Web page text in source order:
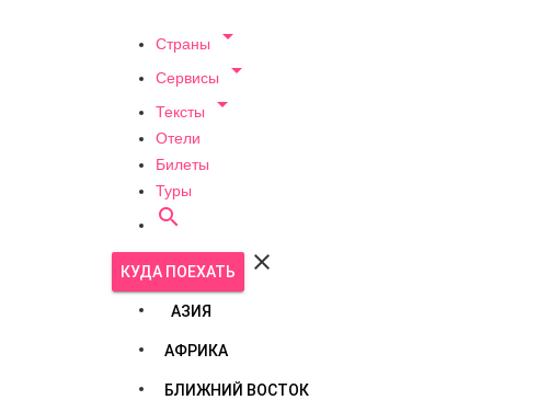
Страны 
Сервисы 
Тексты 
Отели
Билеты
Туры

КУДА ПОЕХАТЬ 
АЗИЯ
АФРИКА
БЛИЖНИЙ ВОСТОК